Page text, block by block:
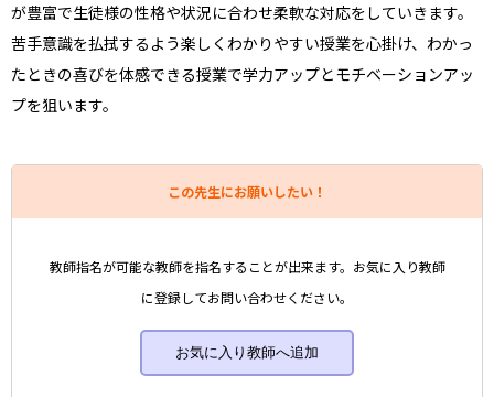
が豊富で生徒様の性格や状況に合わせ柔軟な対応をしていきます。
苦手意識を払拭するよう楽しくわかりやすい授業を心掛け、わかっ
たときの喜びを体感できる授業で学力アップとモチベーションアッ
プを狙います。
この先生にお願いしたい！
教師指名が可能な教師を指名することが出来ます。お気に入り教師
に登録してお問い合わせください。
お気に入り教師へ追加